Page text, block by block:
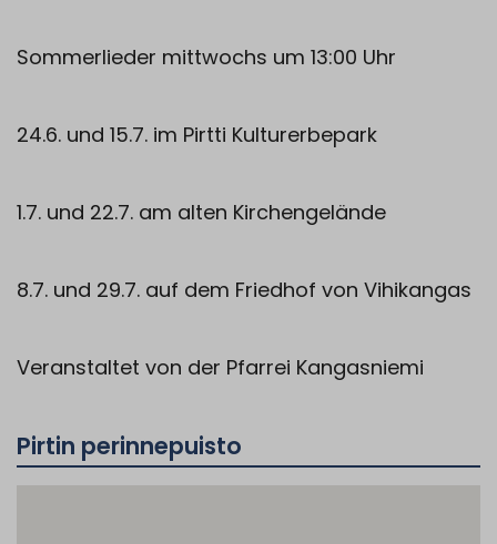
Sommerlieder mittwochs um 13:00 Uhr
24.6. und 15.7. im Pirtti Kulturerbepark
1.7. und 22.7. am alten Kirchengelände
8.7. und 29.7. auf dem Friedhof von Vihikangas
Veranstaltet von der Pfarrei Kangasniemi
Pirtin perinnepuisto